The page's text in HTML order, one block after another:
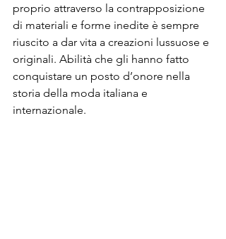
proprio attraverso la contrapposizione
di materiali e forme inedite è sempre
riuscito a dar vita a creazioni lussuose e
originali. Abilità che gli hanno fatto
conquistare un posto d’onore nella
storia della moda italiana e
internazionale.